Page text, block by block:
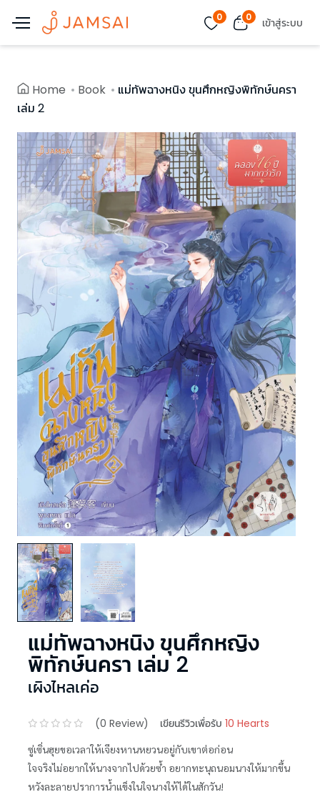
0 0 เข้าสู่ระบบ
Home Book
แม่ทัพฉางหนิง ขุนศึกหญิงพิทักษ์นครา
เล่ม 2
แม่ทัพฉางหนิง ขุนศึกหญิง
พิทักษ์นครา เล่ม 2
เผิงไหลเค่อ
(0 Review) เขียนรีวิวเพื่อรับ 10 Hearts
ซู่เซิ่นฮุยขอเวลาให้เจียงหานหยวนอยู่กับเขาต่อก่อน
ใจจริงไม่อยากให้นางจากไปด้วยซ้ำ อยากทะนุถนอมนางให้มากขึ้น
หวังละลายปราการน้ำแข็งในใจนางให้ได้ในสักวัน!